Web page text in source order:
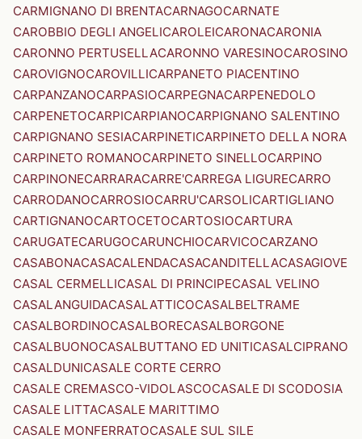
CARMIGNANO DI BRENTACARNAGOCARNATE
CAROBBIO DEGLI ANGELICAROLEICARONACARONIA
CARONNO PERTUSELLACARONNO VARESINOCAROSINO
CAROVIGNOCAROVILLICARPANETO PIACENTINO
CARPANZANOCARPASIOCARPEGNACARPENEDOLO
CARPENETOCARPICARPIANOCARPIGNANO SALENTINO
CARPIGNANO SESIACARPINETICARPINETO DELLA NORA
CARPINETO ROMANOCARPINETO SINELLOCARPINO
CARPINONECARRARACARRE'CARREGA LIGURECARRO
CARRODANOCARROSIOCARRU'CARSOLICARTIGLIANO
CARTIGNANOCARTOCETOCARTOSIOCARTURA
CARUGATECARUGOCARUNCHIOCARVICOCARZANO
CASABONACASACALENDACASACANDITELLACASAGIOVE
CASAL CERMELLICASAL DI PRINCIPECASAL VELINO
CASALANGUIDACASALATTICOCASALBELTRAME
CASALBORDINOCASALBORECASALBORGONE
CASALBUONOCASALBUTTANO ED UNITICASALCIPRANO
CASALDUNICASALE CORTE CERRO
CASALE CREMASCO-VIDOLASCOCASALE DI SCODOSIA
CASALE LITTACASALE MARITTIMO
CASALE MONFERRATOCASALE SUL SILE